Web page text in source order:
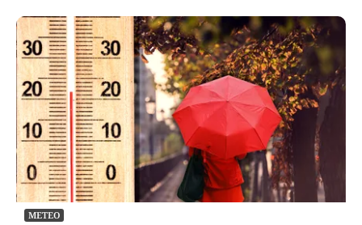
METEO